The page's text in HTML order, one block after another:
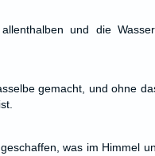
und die
gemacht, und ohne
was im Himmel